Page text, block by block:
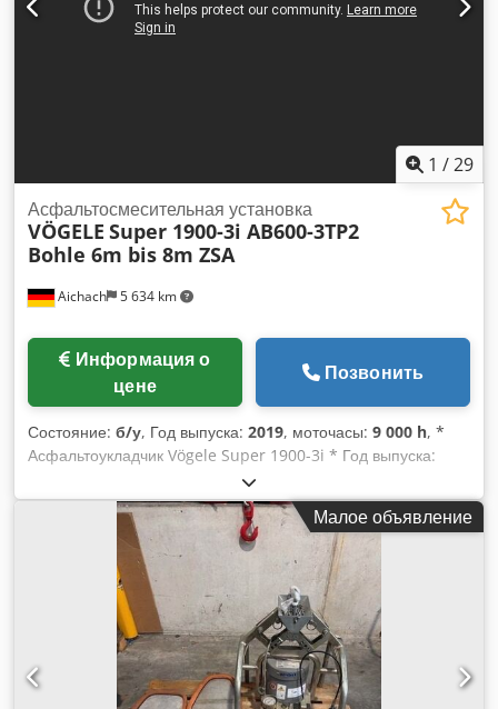
1 /29
Aichach 5 634 km
Асфальтосмесительная установка
VÖGELE Super 1900-3i AB600-3TP2
Bohle 6m bis 8m ZSA
цене
Позвонить
Состояние: б/у, Год выпуска: 2019, моточасы: 9 000 h, *
Асфальтоукладчик Vögele Super 1900-3i * Год выпуска:
2019 * 9000 ч * 142 кВт * 22150 кг * Гладилка: 26AB /
AB600-3 TP2 трамбующая гладилка * Гидравлическая
ширина укладки: 6 м * Автоматическая система
нивелирования * Центральная смазка * Расширения: 2x 75
см и 2x 25 см Chjdpfxszlilws Antsa * Общая рабочая
ширина: 8 м
Малое объявление